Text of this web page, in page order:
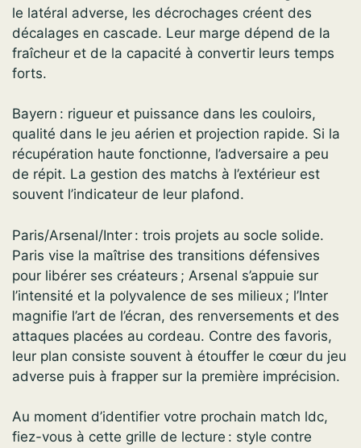
le latéral adverse, les décrochages créent des
décalages en cascade. Leur marge dépend de la
fraîcheur et de la capacité à convertir leurs temps
forts.
Bayern : rigueur et puissance dans les couloirs,
qualité dans le jeu aérien et projection rapide. Si la
récupération haute fonctionne, l’adversaire a peu
de répit. La gestion des matchs à l’extérieur est
souvent l’indicateur de leur plafond.
Paris/Arsenal/Inter : trois projets au socle solide.
Paris vise la maîtrise des transitions défensives
pour libérer ses créateurs ; Arsenal s’appuie sur
l’intensité et la polyvalence de ses milieux ; l’Inter
magnifie l’art de l’écran, des renversements et des
attaques placées au cordeau. Contre des favoris,
leur plan consiste souvent à étouffer le cœur du jeu
adverse puis à frapper sur la première imprécision.
Au moment d’identifier votre prochain match ldc,
fiez-vous à cette grille de lecture : style contre